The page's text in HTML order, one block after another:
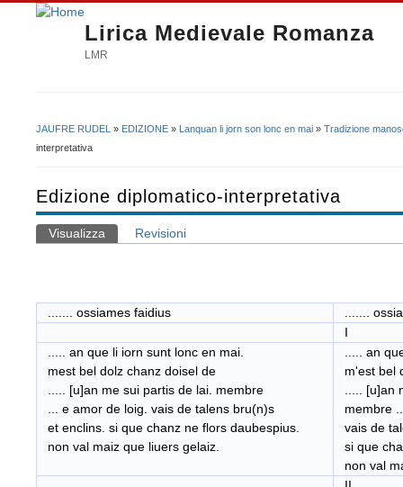
Lirica Medievale Romanza
LMR
Tu sei qui
JAUFRE RUDEL » EDIZIONE » Lanquan li jorn son lonc en mai » Tradizione
interpretativa
Edizione diplomatico-interpretativa
Schede primarie
Visualizza (scheda attiva)
Revisioni
....... ossiames faidius
.......
I
..... an que li iorn sunt lonc en mai.
mest bel dolz chanz doisel de
..... [u]an me sui partis de lai. membre
... e amor de loig. vais de talens bru(n)s
et enclins. si que chanz ne flors daubespius.
non val maiz que liuers gelaiz.
..... an
m'est bel
..... [u]an
membre
vais de
si que
non val